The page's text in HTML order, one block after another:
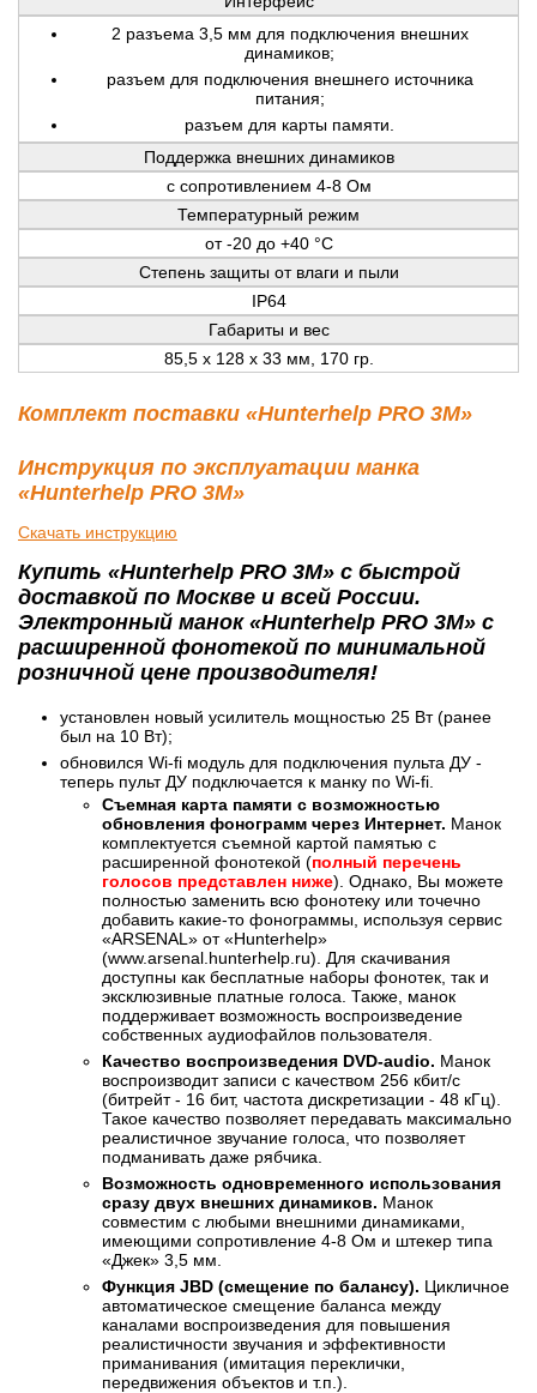
2 разъема 3,5 мм для подключения внешних
динамиков;
разъем для подключения внешнего источника
питания;
разъем для карты памяти.
Поддержка внешних динамиков
с сопротивлением 4-8 Ом
Температурный режим
от -20 до +40 °С
Степень защиты от влаги и пыли
IP64
Габариты и вес
85,5 x 128 x 33 мм, 170 гр.
Комплект поставки «Hunterhelp PRO 3M»
Инструкция по эксплуатации манка
«Hunterhelp PRO 3M»
Скачать инструкцию
Купить «Hunterhelp PRO 3M» с быстрой
доставкой по Москве и всей России.
Электронный манок «Hunterhelp PRO 3M» с
расширенной фонотекой по минимальной
розничной цене производителя!
установлен новый усилитель мощностью 25 Вт (ранее
был на 10 Вт);
обновился Wi-fi модуль для подключения пульта ДУ -
теперь пульт ДУ подключается к манку по Wi-fi.
Съемная карта памяти с возможностью
обновления фонограмм через Интернет. Манок
комплектуется съемной картой памятью с
расширенной фонотекой (полный перечень
голосов представлен ниже). Однако, Вы можете
полностью заменить всю фонотеку или точечно
добавить какие-то фонограммы, используя сервис
«АRSENAL» от «Hunterhelp»
(www.arsenal.hunterhelp.ru). Для скачивания
доступны как бесплатные наборы фонотек, так и
эксклюзивные платные голоса. Также, манок
поддерживает возможность воспроизведение
собственных аудиофайлов пользователя.
Качество воспроизведения DVD-audio. Манок
воспроизводит записи с качеством 256 кбит/с
(битрейт - 16 бит, частота дискретизации - 48 кГц).
Такое качество позволяет передавать максимально
реалистичное звучание голоса, что позволяет
подманивать даже рябчика.
Возможность одновременного использования
сразу двух внешних динамиков. Манок
совместим с любыми внешними динамиками,
имеющими сопротивление 4-8 Ом и штекер типа
«Джек» 3,5 мм.
Функция JBD (смещение по балансу). Цикличное
автоматическое смещение баланса между
каналами воспроизведения для повышения
реалистичности звучания и эффективности
приманивания (имитация переклички,
передвижения объектов и т.п.).